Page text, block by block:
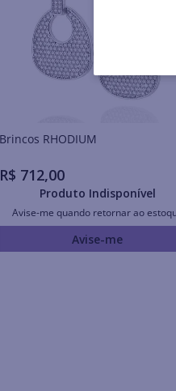
Brincos RHODIUM
R$ 712,00
Produto Indisponível
Avise-me quando retornar ao
Avise-me